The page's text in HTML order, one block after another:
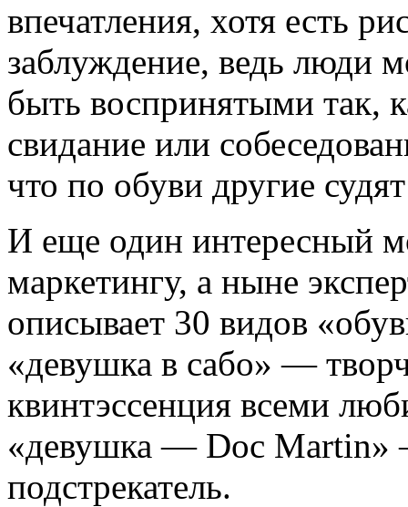
впечатления, хотя есть
заблуждение, ведь люди
быть воспринятыми так,
свидание или
что по обуви другие
И еще один интересный
маркетингу, а ныне
описывает 30 видов
«девушка в сабо» —
квинтэссенция всеми
«девушка — Doc Martin»
подстрекатель.